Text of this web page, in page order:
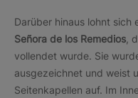
Darüber hinaus lohnt sich
Señora de los Remedios ,
vollendet wurde. Sie
ausgezeichnet und weist
Seitenkapellen auf. Im